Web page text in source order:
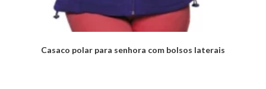
Casaco polar para senhora com bolsos laterais